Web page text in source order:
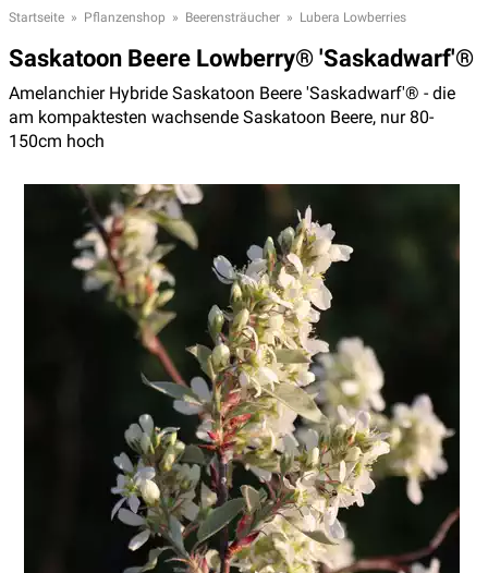
Startseite » Pflanzenshop » Beerensträucher » Lubera Lowberries
Saskatoon Beere Lowberry® 'Saskadwarf'®
Amelanchier Hybride Saskatoon Beere 'Saskadwarf'® - die
am kompaktesten wachsende Saskatoon Beere, nur 80-
150cm hoch